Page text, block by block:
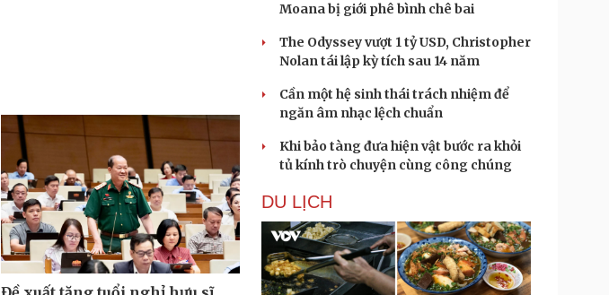
Moana bị giới phê bình chê bai
The Odyssey vượt 1 tỷ USD, Christopher
Nolan tái lập kỳ tích sau 14 năm
Cần một hệ sinh thái trách nhiệm để
ngăn âm nhạc lệch chuẩn
Khi bảo tàng đưa hiện vật bước ra khỏi
tủ kính trò chuyện cùng công chúng
DU LỊCH